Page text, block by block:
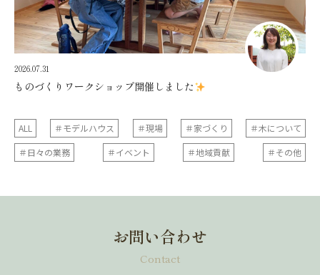
2026.07.31
ものづくりワークショップ開催しました
ALL ＃モデルハウス ＃現場 ＃家づくり
＃木について
＃日々の業務
＃イベント ＃地域貢献 ＃その他
お問い合わせ
Contact